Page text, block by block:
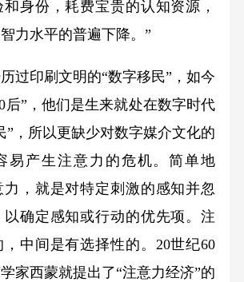
身份，耗费宝贵的认知资源，
力水平的普遍下降。”
印刷文明的“数字移民”，如今
后”，他们是生来就处在数字时代
”，所以更缺少对数字媒介文化的
易产生注意力的危机。简单地
，就是对特定刺激的感知并忽
确定感知或行动的优先项。注
中间是有选择性的。20世纪60
家西蒙就提出了“注意力经济”的